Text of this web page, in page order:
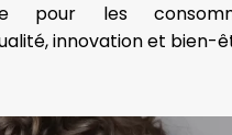
pour les
innovation et bien-